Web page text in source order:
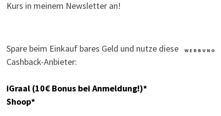
Kurs in meinem Newsletter an!
W E R B U N G
Spare beim Einkauf bares Geld und nutze diese
Cashback-Anbieter:
iGraal (10€ Bonus bei Anmeldung!)*
Shoop*